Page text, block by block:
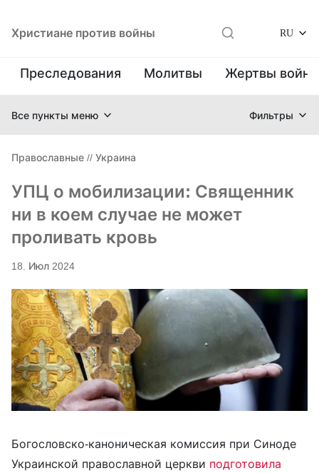
Христиане против войны RU
Преследования Молитвы Жертвы
Все пункты меню Фильтры
Православные // Украина
УПЦ о мобилизации: Священник
ни в коем случае не может
проливать кровь
18. Июл 2024
Богословско-каноническая комиссия при Синоде
Украинской православной церкви подготовила